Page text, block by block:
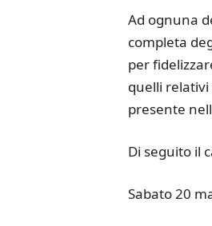
Ad ognuna
completa
per
quelli
presente
Di seguito il
Sabato 20